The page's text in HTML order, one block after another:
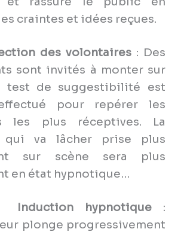
craintes et idées reçues.
des volontaires: Des
sont invités à monter sur
test de suggestibilité est
pour repérer les
les plus réceptives. La
qui va lâcher prise plus
sur scène sera plus
en état hypnotique…
Induction hypnotique :
plonge progressivement